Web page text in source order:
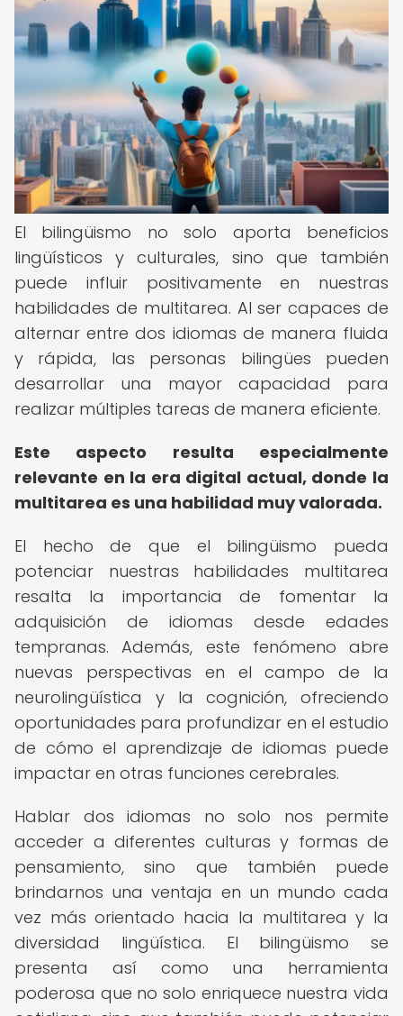
El bilingüismo no solo aporta beneficios
lingüísticos y culturales, sino que también
puede influir positivamente en nuestras
habilidades de multitarea. Al ser capaces de
alternar entre dos idiomas de manera fluida
y rápida, las personas bilingües pueden
desarrollar una mayor capacidad para
realizar múltiples tareas de manera eficiente.
Este aspecto resulta especialmente
relevante en la era digital actual, donde la
multitarea es una habilidad muy valorada.
El hecho de que el bilingüismo pueda
potenciar nuestras habilidades multitarea
resalta la importancia de fomentar la
adquisición de idiomas desde edades
tempranas. Además, este fenómeno abre
nuevas perspectivas en el campo de la
neurolingüística y la cognición, ofreciendo
oportunidades para profundizar en el estudio
de cómo el aprendizaje de idiomas puede
impactar en otras funciones cerebrales.
Hablar dos idiomas no solo nos permite
acceder a diferentes culturas y formas de
pensamiento, sino que también puede
brindarnos una ventaja en un mundo cada
vez más orientado hacia la multitarea y la
diversidad lingüística. El bilingüismo se
presenta así como una herramienta
poderosa que no solo enriquece nuestra vida